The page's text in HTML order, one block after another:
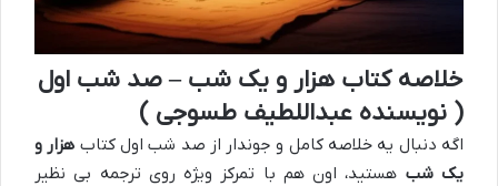
خلاصه کتاب هزار و یک شب – صد شب اول
( نویسنده عبداللطیف طسوجی )
اگه دنبال یه خلاصه کامل و جوندار از صد شب اول کتاب هزار و
یک شب هستید، اون هم با تمرکز ویژه روی ترجمه بی نظیر